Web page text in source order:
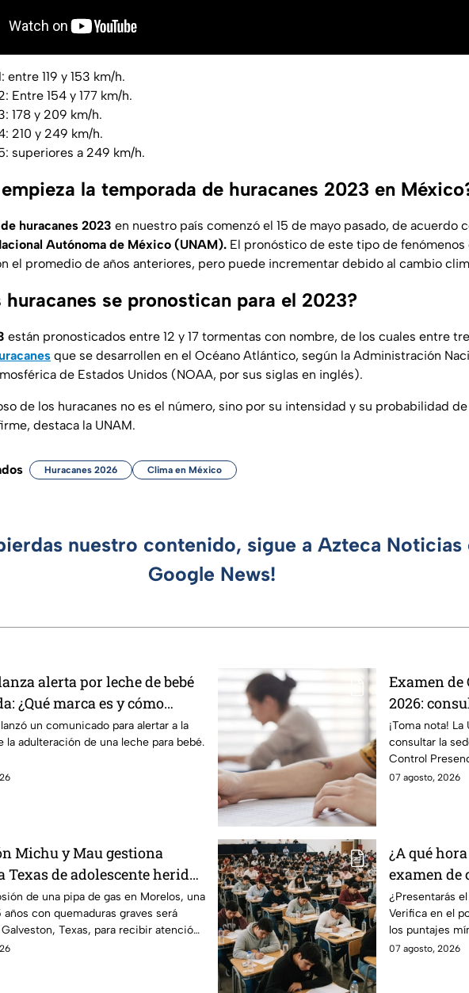
entre 119 y 153 km/h.
Entre 154 y 177 km/h.
178 y 209 km/h.
210 y 249 km/h.
superiores a 249 km/h.
la temporada de huracanes 2023 en
huracanes 2023 en nuestro país comenzó el 15 de mayo pasado, de acuerdo
Autónoma de México (UNAM). El pronóstico de este tipo de fenómenos
el promedio de años anteriores, pero puede incrementar debido al cambio
huracanes se pronostican para el 2023?
están pronosticados entre 12 y 17 tormentas con nombre, de los cuales entre
que se desarrollen en el Océano Atlántico, según la Administración
de Estados Unidos (NOAA, por sus siglas en inglés).
de los huracanes no es el número, sino por su intensidad y su probabilidad
destaca la UNAM.
Huracanes 2026 Clima en México
nuestro contenido, sigue a Azteca Noticias
Google News!
alerta por leche de bebé
¿Qué marca es y cómo
un comunicado para alertar a la
la adulteración de una leche para bebé.
Examen
2026:
horario
¡Toma nota!
consultar la
Control
tu cita.
07 agosto, 2026
Michu y Mau gestiona
Texas de adolescente herida
de una pipa de gas en
de una pipa de gas en Morelos, una
años con quemaduras graves será
Galveston, Texas, para recibir atención
¿A qué
examen de
¿Presentarás
Verifica en el
los puntajes
07 agosto, 2026